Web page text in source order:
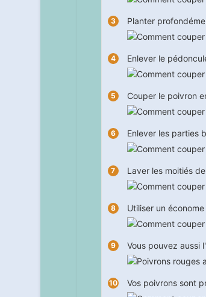
Planter
Enlever le
Couper le poivron
Enlever les parties
Laver les moitiés
Utiliser un
Vous pouvez aussi
Vos poivrons sont